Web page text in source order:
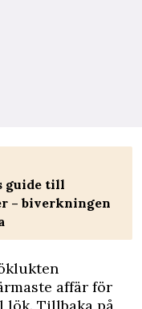
guide till
– biverkningen
affär för